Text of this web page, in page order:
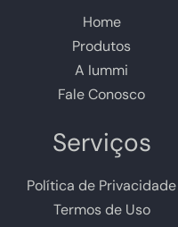
Home
Produtos
A Iummi
Fale Conosco
Serviços
Política de Privacidade
Termos de Uso